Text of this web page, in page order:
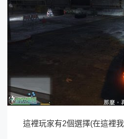
這裡玩家有2個選擇(在這裡我